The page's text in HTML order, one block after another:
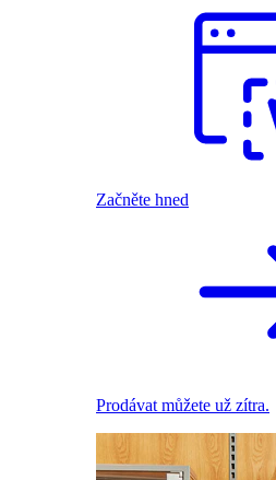
Začněte hned
Prodávat můžete už zítra.